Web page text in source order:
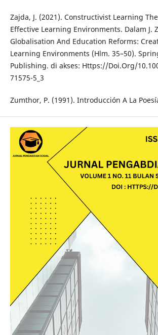
Zajda, J. (2021). Constructivist Learning
Effective Learning Environments. Dalam J.
Globalisation And Education Reforms:
Learning Environments (Hlm. 35–50).
Publishing. di akses: Https://Doi.Org/
71575-5_3
Zumthor, P. (1991). Introducción A La